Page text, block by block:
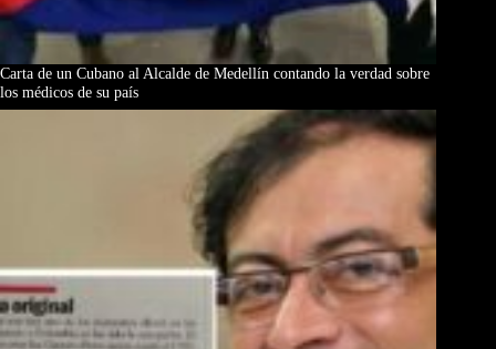
Carta de un Cubano al Alcalde de Medellín contando la verdad sobre
los médicos de su país